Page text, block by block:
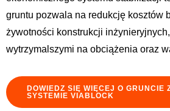
gruntu pozwala na redukcję kosztów
żywotności konstrukcji
wytrzymalszymi na obciążenia oraz
DOWIEDZ SIĘ WIĘCEJ O GRUNCIE
SYSTEMIE VIABLOCK